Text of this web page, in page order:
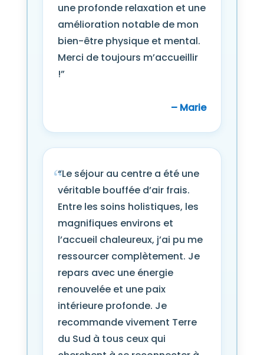
une profonde relaxation et une
amélioration notable de mon
bien-être physique et mental.
Merci de toujours m’accueillir
!”
– Marie
“Le séjour au centre a été une
véritable bouffée d’air frais.
Entre les soins holistiques, les
magnifiques environs et
l’accueil chaleureux, j’ai pu me
ressourcer complètement. Je
repars avec une énergie
renouvelée et une paix
intérieure profonde. Je
recommande vivement Terre
du Sud à tous ceux qui